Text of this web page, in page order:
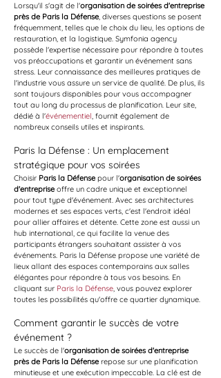
Lorsqu'il s'agit de l'organisation de soirées d'entreprise
près de Paris la Défense, diverses questions se posent
fréquemment, telles que le choix du lieu, les options de
restauration, et la logistique. Symfonia agency
possède l'expertise nécessaire pour répondre à toutes
vos préoccupations et garantir un événement sans
stress. Leur connaissance des meilleures pratiques de
l'industrie vous assure un service de qualité. De plus, ils
sont toujours disponibles pour vous accompagner
tout au long du processus de planification. Leur site,
dédié à l'événementiel, fournit également de
nombreux conseils utiles et inspirants.
Paris la Défense : Un emplacement
stratégique pour vos soirées
Choisir Paris la Défense pour l'organisation de soirées
d'entreprise offre un cadre unique et exceptionnel
pour tout type d'événement. Avec ses architectures
modernes et ses espaces verts, c'est l'endroit idéal
pour allier affaires et détente. Cette zone est aussi un
hub international, ce qui facilite la venue des
participants étrangers souhaitant assister à vos
événements. Paris la Défense propose une variété de
lieux allant des espaces contemporains aux salles
élégantes pour répondre à tous vos besoins. En
cliquant sur Paris la Défense, vous pouvez explorer
toutes les possibilités qu'offre ce quartier dynamique.
Comment garantir le succès de votre
événement ?
Le succès de l'organisation de soirées d'entreprise
près de Paris la Défense repose sur une planification
minutieuse et une exécution impeccable. La clé est de